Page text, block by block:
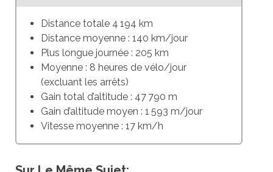
Distance totale 4 194 km
Distance moyenne : 140 km/jour
Plus longue journée : 205 km
Moyenne : 8 heures de vélo/jour
(excluant les arrêts)
Gain total d’altitude : 47 790 m
Gain d’altitude moyen : 1 593 m/jour
Vitesse moyenne : 17 km/h